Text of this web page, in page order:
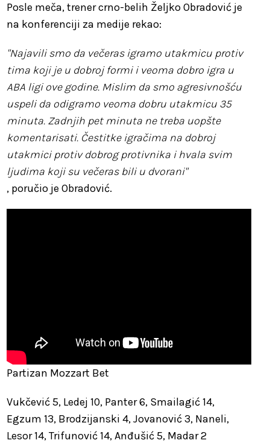
Posle meča, trener crno-belih Željko Obradović je
na konferenciji za medije rekao:
"Najavili smo da večeras igramo utakmicu protiv
tima koji je u dobroj formi i veoma dobro igra u
ABA ligi ove godine. Mislim da smo agresivnošću
uspeli da odigramo veoma dobru utakmicu 35
minuta. Zadnjih pet minuta ne treba uopšte
komentarisati. Čestitke igračima na dobroj
utakmici protiv dobrog protivnika i hvala svim
ljudima koji su večeras bili u dvorani"
, poručio je Obradović.
Partizan Mozzart Bet
Vukčević 5, Ledej 10, Panter 6, Smailagić 14,
Egzum 13, Brodzijanski 4, Jovanović 3, Naneli,
Lesor 14, Trifunović 14, Anđušić 5, Madar 2